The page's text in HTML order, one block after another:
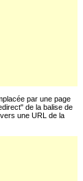
par une page
de la balise de
une URL de la